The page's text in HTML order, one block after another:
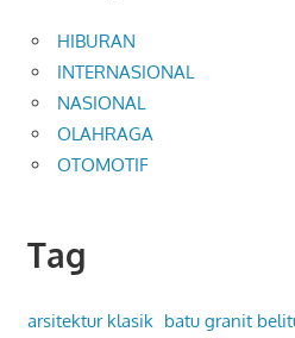
HIBURAN
INTERNASIONAL
NASIONAL
OLAHRAGA
OTOMOTIF
Tag
arsitektur klasik batu granit